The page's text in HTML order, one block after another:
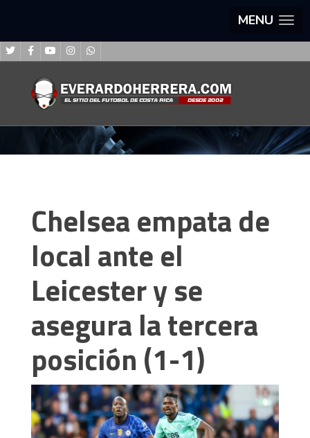
MENU
Chelsea empata de
local ante el
Leicester y se
asegura la tercera
posición (1-1)